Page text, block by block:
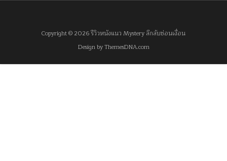
Copyright © 2026 รีวิวหนังแนว Mystery ลึกลับซ่อนเงื่อน
Design by ThemesDNA.com